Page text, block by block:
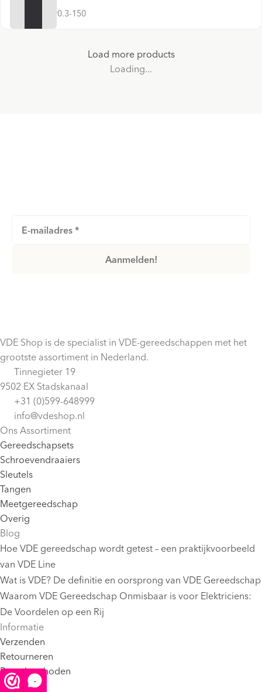
-
PB 5190.3-150
Load more products
Loading...
VDE Shop is de specialist in VDE-gereedschappen met het
grootste assortiment in Nederland.
Tinnegieter 19
9502 EX Stadskanaal
+31 (0)599-648999
info@vdeshop.nl
Ons Assortiment
Gereedschapsets
Schroevendraaiers
Sleutels
Tangen
Meetgereedschap
Overig
Blog
Hoe VDE gereedschap wordt getest – een praktijkvoorbeeld
van VDE Line
Wat is VDE? De definitie en oorsprong van VDE Gereedschap
Waarom VDE Gereedschap Onmisbaar is voor Elektriciens:
De Voordelen op een Rij
Informatie
Verzenden
Retourneren
Betaalmethoden
Contact